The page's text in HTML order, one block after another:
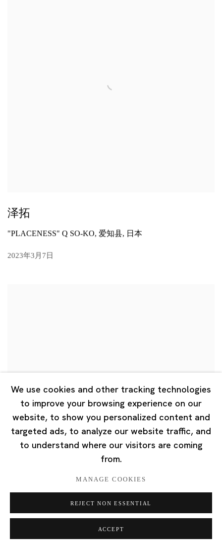
泽拓
"PLACENESS" Q SO-KO, 爱知县, 日本
2023年3月7日
We use cookies and other tracking technologies
to improve your browsing experience on our
website, to show you personalized content and
targeted ads, to analyze our website traffic, and
to understand where our visitors are coming
from.
MANAGE COOKIES
REJECT NON ESSENTIAL
ACCEPT